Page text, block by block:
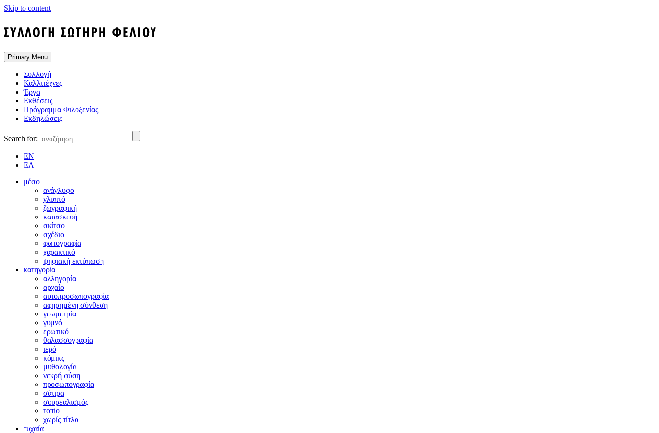
Skip to content
Primary Menu
Συλλογή
Καλλιτέχνες
Έργα
Εκθέσεις
Πρόγραμμα Φιλοξενίας
Εκδηλώσεις
Search for:
EN
ΕΛ
μέσο
ανάγλυφο
γλυπτό
ζωγραφική
κατασκευή
σκίτσο
σχέδιο
φωτογραφία
χαρακτικό
ψηφιακή εκτύπωση
κατηγορία
αλληγορία
αρχαίο
αυτοπροσωπογραφία
αφηρημένη σύνθεση
γεωμετρία
γυμνό
ερωτικό
θαλασσογραφία
ιερό
κόμικς
μυθολογία
νεκρή φύση
προσωπογραφία
σάτιρα
σουρεαλισμός
τοπίο
χωρίς τίτλο
τυχαία